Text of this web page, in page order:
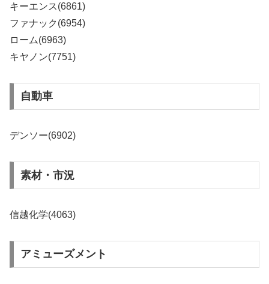
キーエンス(6861)
ファナック(6954)
ローム(6963)
キヤノン(7751)
自動車
デンソー(6902)
素材・市況
信越化学(4063)
アミューズメント